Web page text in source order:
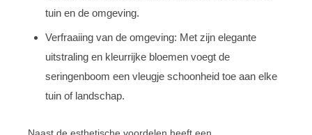
tuin en de omgeving.
Verfraaiing van de omgeving: Met zijn elegante
uitstraling en kleurrijke bloemen voegt de
seringenboom een vleugje schoonheid toe aan elke
tuin of landschap.
Naast de esthetische voordelen heeft een